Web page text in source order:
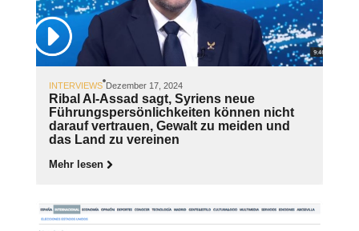
INTERVIEWS Dezember 17, 2024
Ribal Al-Assad sagt, Syriens neue
Führungspersönlichkeiten können nicht
darauf vertrauen, Gewalt zu meiden und
das Land zu vereinen
Mehr lesen